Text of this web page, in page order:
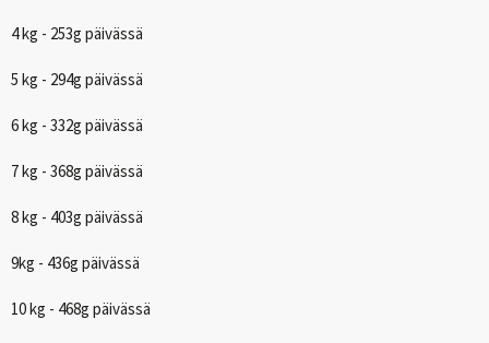
4 kg - 253g päivässä
5 kg - 294g päivässä
6 kg - 332g päivässä
7 kg - 368g päivässä
8 kg - 403g päivässä
9kg - 436g päivässä
10 kg - 468g päivässä